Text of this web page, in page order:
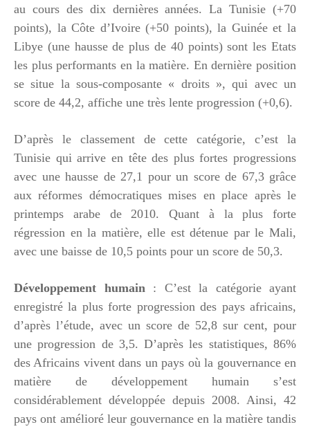
au cours des dix dernières années. La Tunisie (+70
points), la Côte d’Ivoire (+50 points), la Guinée et la
Libye (une hausse de plus de 40 points) sont les Etats
les plus performants en la matière. En dernière position
se situe la sous-composante « droits », qui avec un
score de 44,2, affiche une très lente progression (+0,6).
D’après le classement de cette catégorie, c’est la
Tunisie qui arrive en tête des plus fortes progressions
avec une hausse de 27,1 pour un score de 67,3 grâce
aux réformes démocratiques mises en place après le
printemps arabe de 2010. Quant à la plus forte
régression en la matière, elle est détenue par le Mali,
avec une baisse de 10,5 points pour un score de 50,3.
Développement humain : C’est la catégorie ayant
enregistré la plus forte progression des pays africains,
d’après l’étude, avec un score de 52,8 sur cent, pour
une progression de 3,5. D’après les statistiques, 86%
des Africains vivent dans un pays où la gouvernance en
matière de développement humain s’est
considérablement développée depuis 2008. Ainsi, 42
pays ont amélioré leur gouvernance en la matière tandis